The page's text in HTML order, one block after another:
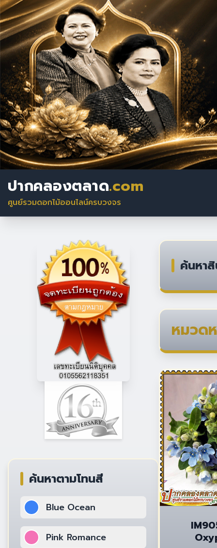
ปากคลองตลาด.com
ศูนย์รวมดอกไม้ออนไลน์ครบวงจร
ค้นหาตามโทนสี
Blue Ocean
Pink Romance
ค้นหา
หมวด